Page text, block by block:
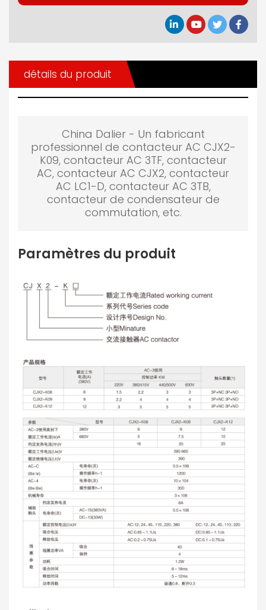
détails du produit
China Dalier - Un fabricant
professionnel de contacteur AC CJX2-
K09, contacteur AC 3TF, contacteur
AC, contacteur AC CJX2, contacteur
AC LC1-D, contacteur AC 3TB,
contacteur de condensateur de
commutation, etc.
Paramètres du produit